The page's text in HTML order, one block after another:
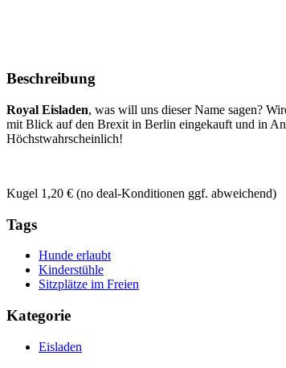
Beschreibung
Royal Eisladen, was will uns dieser Name sagen?
mit Blick auf den Brexit in Berlin eingekauft und in
Höchstwahrscheinlich!
Kugel 1,20 € (no deal-Konditionen ggf. abweichend)
Tags
Hunde erlaubt
Kinderstühle
Sitzplätze im Freien
Kategorie
Eisladen